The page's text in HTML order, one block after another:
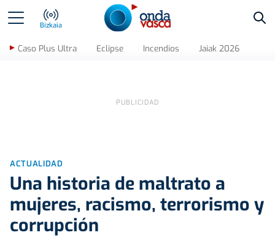
Bizkaia
Caso Plus Ultra Eclipse Incendios Jaiak 2026
ACTUALIDAD
Una historia de maltrato a
mujeres, racismo, terrorismo y
corrupción